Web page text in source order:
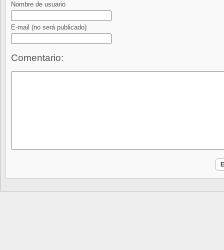
Nombre de usuario
E-mail (no será publicado)
Comentario: